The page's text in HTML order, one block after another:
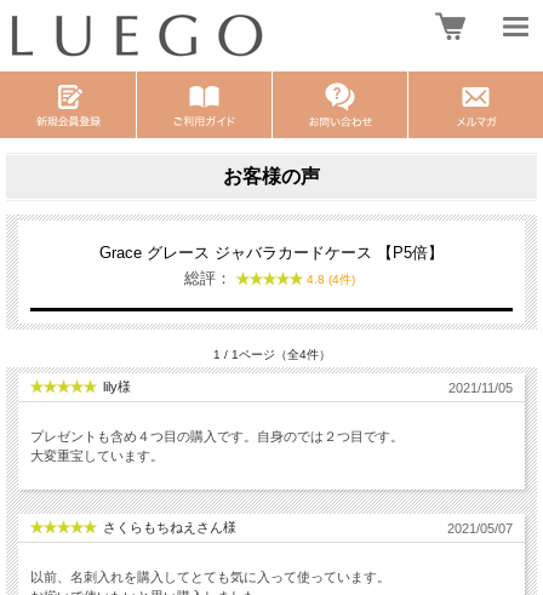
お客様の声
Grace グレース ジャバラカードケース 【P5倍】
総評：
4.8 (4件)
1 / 1ページ（全4件）
lily様 2021/11/05
プレゼントも含め４つ目の購入です。自身のでは２つ目です。
大変重宝しています。
さくらもちねえさん様 2021/05/07
以前、名刺入れを購入してとても気に入って使っています。